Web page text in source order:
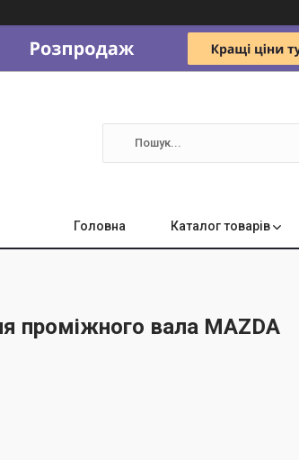
Головна Каталог товарів
проміжного вала MAZDA